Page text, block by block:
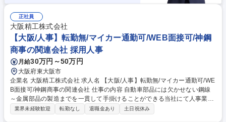
正社員
大阪精工株式会社
【大阪/人事】転勤無/マイカー通勤可/WEB面接可/神鋼
商事の関連会社 採用人事
月給30万円～50万円
大阪府東大阪市
企業名 大阪精工株式会社 求人名 【大阪/人事】転勤無/マイカー通勤可/WE
B面接可/神鋼商事の関連会社 仕事の内容 自動車部品には欠かせない鋼線
～金属部品の製造までを一貫して手掛けることができる当社にて人事業務
をお任せします◎ 具体的には高卒・新卒・中途採用における採用手法の考
業界未経験歓迎 転勤なし 退職金あり 土日祝休み